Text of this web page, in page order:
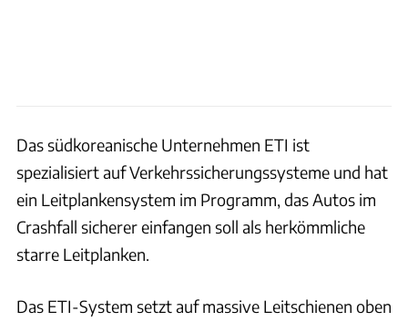
Das südkoreanische Unternehmen ETI ist
spezialisiert auf Verkehrssicherungssysteme und hat
ein Leitplankensystem im Programm, das Autos im
Crashfall sicherer einfangen soll als herkömmliche
starre Leitplanken.
Das ETI-System setzt auf massive Leitschienen oben